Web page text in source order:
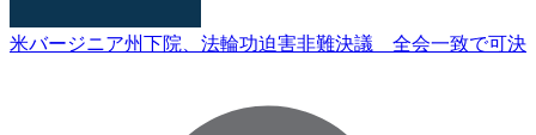
米バージニア州下院、法輪功迫害非難決議 全会一致で可決